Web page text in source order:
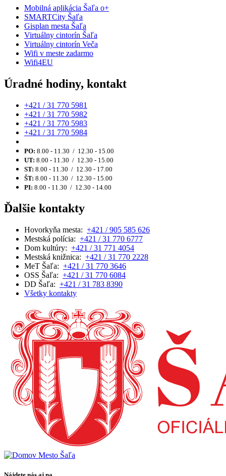
Mobilná aplikácia Šaľa o+
SMARTCity Šaľa
Gisplan mesta Šaľa
Virtuálny cintorín Šaľa
Virtuálny cintorín Veča
Wifi v meste zadarmo
Wifi4EU
Úradné hodiny, kontakt
+421 / 31 770 5981
+421 / 31 770 5982
+421 / 31 770 5983
+421 / 31 770 5984
PO: 8.00 - 11.30 / 12.30 - 15.00
UT: 8.00 - 11.30 / 12.30 - 15.00
ST: 8.00 - 11.30 / 12.30 - 17.00
ŠT: 8.00 - 11.30 / 12.30 - 15.00
PI: 8.00 - 11.30 / 12.30 - 14.00
Ďalšie kontakty
Hovorkyňa mesta: +421 / 905 585 626
Mestská polícia: +421 / 31 770 6777
Dom kultúry: +421 / 31 771 4054
Mestská knižnica: +421 / 31 770 2228
MeT Šaľa: +421 / 31 770 3646
OSS Šaľa: +421 / 31 770 6084
DD Šaľa: +421 / 31 783 8390
Všetky kontakty